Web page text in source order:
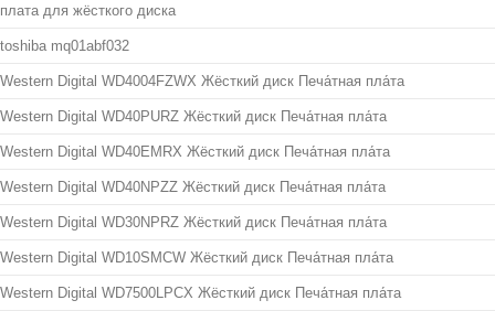
плата для жёсткого диска
toshiba mq01abf032
Western Digital WD4004FZWX Жёсткий диск Печа́тная пла́та
Western Digital WD40PURZ Жёсткий диск Печа́тная пла́та
Western Digital WD40EMRX Жёсткий диск Печа́тная пла́та
Western Digital WD40NPZZ Жёсткий диск Печа́тная пла́та
Western Digital WD30NPRZ Жёсткий диск Печа́тная пла́та
Western Digital WD10SMCW Жёсткий диск Печа́тная пла́та
Western Digital WD7500LPCX Жёсткий диск Печа́тная пла́та